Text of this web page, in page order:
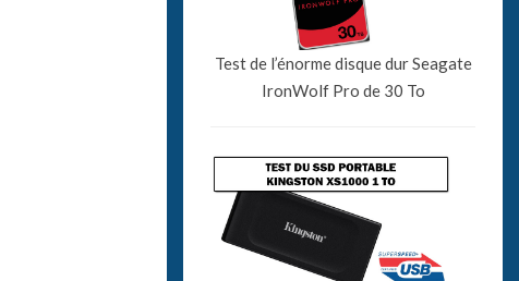
Test de l’énorme disque dur Seagate
IronWolf Pro de 30 To